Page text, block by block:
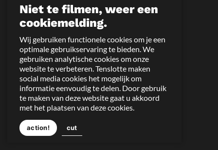
Niet te filmen, weer een
cookiemelding.
Wij gebruiken functionele cookies om je een
optimale gebruikservaring te bieden. We
gebruiken analytische cookies om onze
website te verbeteren. Tenslotte maken
social media cookies het mogelijk om
informatie eenvoudig te delen. Door gebruik
te maken van deze website gaat u akkoord
met het plaatsen van deze cookies.
action! cut